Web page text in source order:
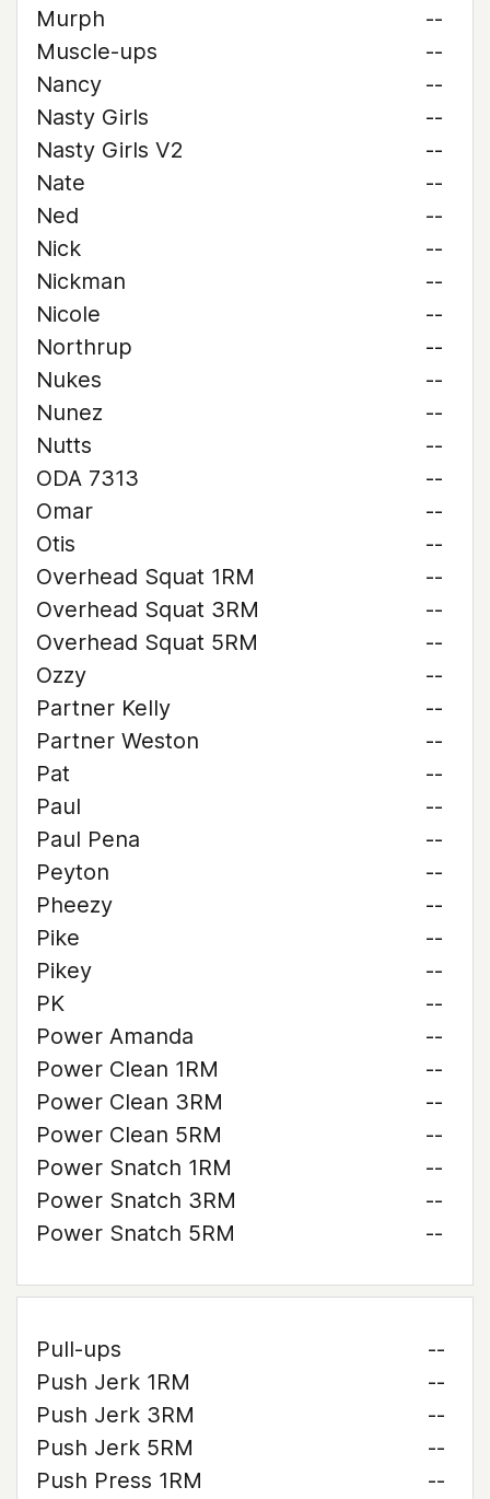
Murph
--
Muscle-ups
--
Nancy
--
Nasty Girls
--
Nasty Girls V2
--
Nate
--
Ned
--
Nick
--
Nickman
--
Nicole
--
Northrup
--
Nukes
--
Nunez
--
Nutts
--
ODA 7313
--
Omar
--
Otis
--
Overhead Squat 1RM
--
Overhead Squat 3RM
--
Overhead Squat 5RM
--
Ozzy
--
Partner Kelly
--
Partner Weston
--
Pat
--
Paul
--
Paul Pena
--
Peyton
--
Pheezy
--
Pike
--
Pikey
--
PK
--
Power Amanda
--
Power Clean 1RM
--
Power Clean 3RM
--
Power Clean 5RM
--
Power Snatch 1RM
--
Power Snatch 3RM
--
Power Snatch 5RM
--
Pull-ups
--
Push Jerk 1RM
--
Push Jerk 3RM
--
Push Jerk 5RM
--
Push Press 1RM
--